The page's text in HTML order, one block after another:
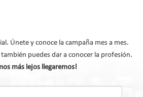
y criterios de validación de los ahorros
(EREN – Castilla y León) y Federico
Técnico de la Subdirección General de
entre comunidades autónomas, reforzar
Únete y conoce la campaña mes a mes.
puedes dar a conocer la profesión.
más lejos llegaremos!